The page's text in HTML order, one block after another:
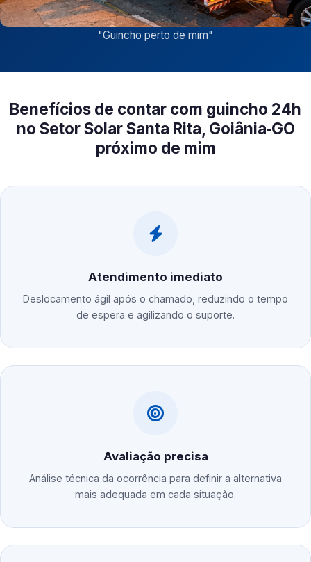
"Guincho perto de mim"
Benefícios de contar com guincho 24h
no Setor Solar Santa Rita, Goiânia‑GO
próximo de mim
Atendimento imediato
Deslocamento ágil após o chamado, reduzindo o tempo
de espera e agilizando o suporte.
Avaliação precisa
Análise técnica da ocorrência para definir a alternativa
mais adequada em cada situação.